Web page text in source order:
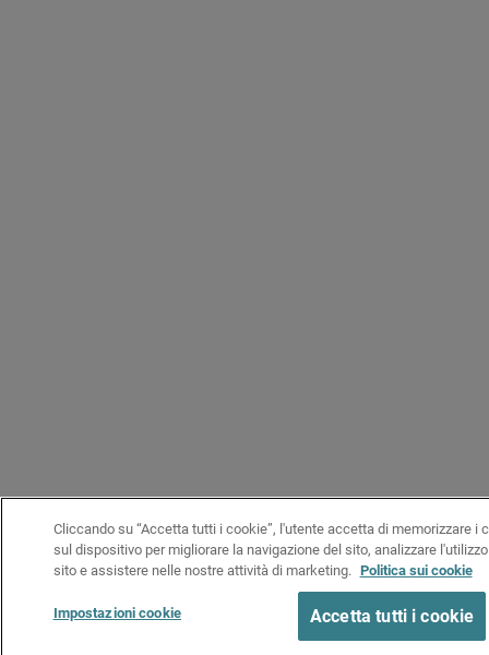
Cliccando su “Accetta tutti i cookie”, l'utente accetta di memorizzare i
sul dispositivo per migliorare la navigazione del sito, analizzare
sito e assistere nelle nostre attività di marketing. Politica sui cookie
Impostazioni cookie Accetta tutti i cookie